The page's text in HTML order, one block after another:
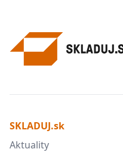
SKLADUJ.sk
Aktuality